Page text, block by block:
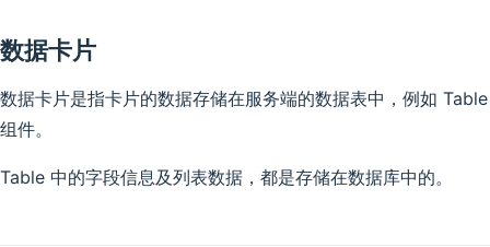
数据卡片
数据卡片是指卡片的数据存储在服务端的数据表中，例如 Table
组件。
Table 中的字段信息及列表数据，都是存储在数据库中的。